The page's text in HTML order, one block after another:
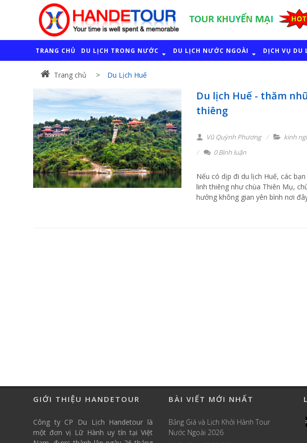
TRANG CHỦ DU LỊCH TRONG NƯỚC DU LỊCH NƯỚC NGOÀI DỊCH VỤ DU
Trang chủ Du Lịch Huế
Du lịch Huế - thăm
thiêng
Vũ Quỳnh Phương kinh
0 Bình luận
Nếu có dịp đi du lịch Huế, các
linh thiêng như chùa Thiên Mụ,
hưởng không gian yên bình nơi
GIỚI THIỆU HANDETOUR
Công ty CP Du Lịch Handetour là
một đơn vị Lữ Hành uy tín tại Việt
BÀI VIẾT MỚI NHẤT
Bảng Giá và Lịch Khởi Hành Tour
Nước Ngoài 2026